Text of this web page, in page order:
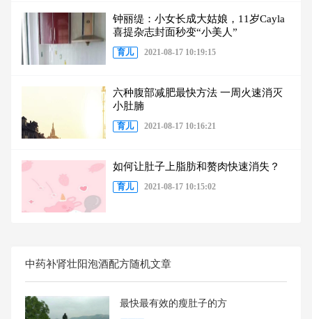
钟丽缇：小女长成大姑娘，11岁Cayla
喜提杂志封面秒变“小美人”
育儿 2021-08-17 10:19:15
六种腹部减肥最快方法 一周火速消灭
小肚腩
育儿 2021-08-17 10:16:21
如何让肚子上脂肪和赘肉快速消失？
育儿 2021-08-17 10:15:02
中药补肾壮阳泡酒配方随机文章
最快最有效的瘦肚子的方